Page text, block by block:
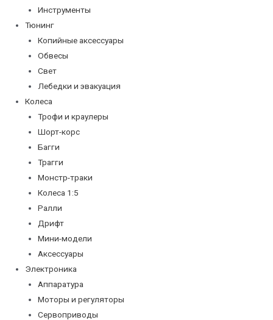
Инструменты
Тюнинг
Копийные аксессуары
Обвесы
Свет
Лебедки и эвакуация
Колеса
Трофи и краулеры
Шорт-корс
Багги
Трагги
Монстр-траки
Колеса 1:5
Ралли
Дрифт
Мини-модели
Аксессуары
Электроника
Аппаратура
Моторы и регуляторы
Сервоприводы